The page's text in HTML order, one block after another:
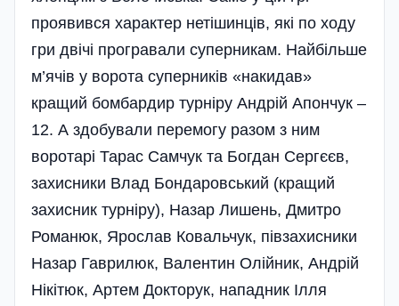
проявився характер нетішинців, які по ходу
гри двічі програвали суперникам. Найбільше
м’ячів у ворота суперників «накидав»
кращий бомбардир турніру Андрій Апончук –
12. А здобували перемогу разом з ним
воротарі Тарас Самчук та Богдан Сергєєв,
захисники Влад Бондаровський (кращий
захисник турніру), Назар Лишень, Дмитро
Романюк, Яро­слав Ковальчук, півзахисники
Назар Гаврилюк, Валентин Олійник, Андрій
Нікітюк, Артем Докторук, нападник Ілля